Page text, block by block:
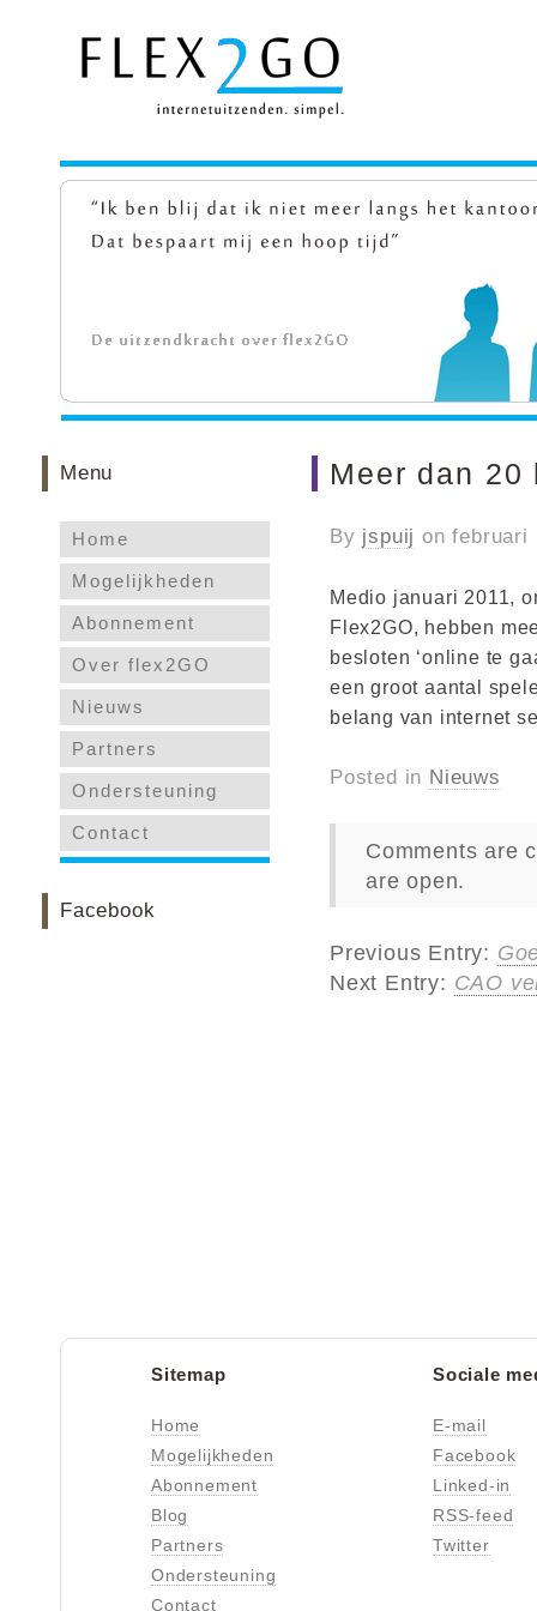
Meer dan
By jspuij onfebruari
Medio januari 2011,
Flex2GO, hebben
besloten ‘online te
een groot aantal
belang van internet
Posted in Nieuws
Comments are
are open.
Previous Entry:
Next Entry: CAO
Menu
Home
Mogelijkheden
Abonnement
Over flex2GO
Nieuws
Partners
Ondersteuning
Contact
Facebook
Sitemap
Home
Mogelijkheden
Abonnement
Blog
Partners
Ondersteuning
Contact
Sociale
E-mail
Facebook
Linked-in
RSS-feed
Twitter